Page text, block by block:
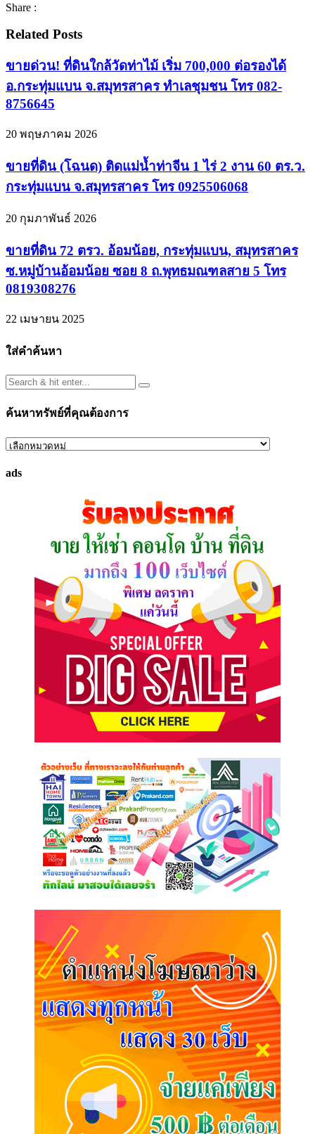
Share :
Related Posts
ขายด่วน! ที่ดินใกล้วัดท่าไม้ เริ่ม 700,000 ต่อรองได้
อ.กระทุ่มแบน จ.สมุทรสาคร ทำเลชุมชน โทร 082-
8756645
20 พฤษภาคม 2026
ขายที่ดิน (โฉนด) ติดแม่น้ำท่าจีน 1 ไร่ 2 งาน 60 ตร.ว.
กระทุ่มแบน จ.สมุทรสาคร โทร 0925506068
20 กุมภาพันธ์ 2026
ขายที่ดิน 72 ตรว. อ้อมน้อย, กระทุ่มแบน, สมุทรสาคร
ซ.หมู่บ้านอ้อมน้อย ซอย 8 ถ.พุทธมณฑลสาย 5 โทร
0819308276
22 เมษายน 2025
ใส่คำค้นหา
ค้นหาทรัพย์ที่คุณต้องการ
ค้นหา
ที่
ads